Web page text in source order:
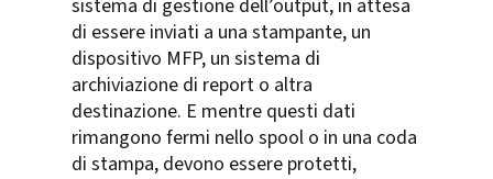
sistema di gestione dell’output, in attesa
di essere inviati a una stampante, un
dispositivo MFP, un sistema di
archiviazione di report o altra
destinazione. E mentre questi dati
rimangono fermi nello spool o in una coda
di stampa, devono essere protetti,